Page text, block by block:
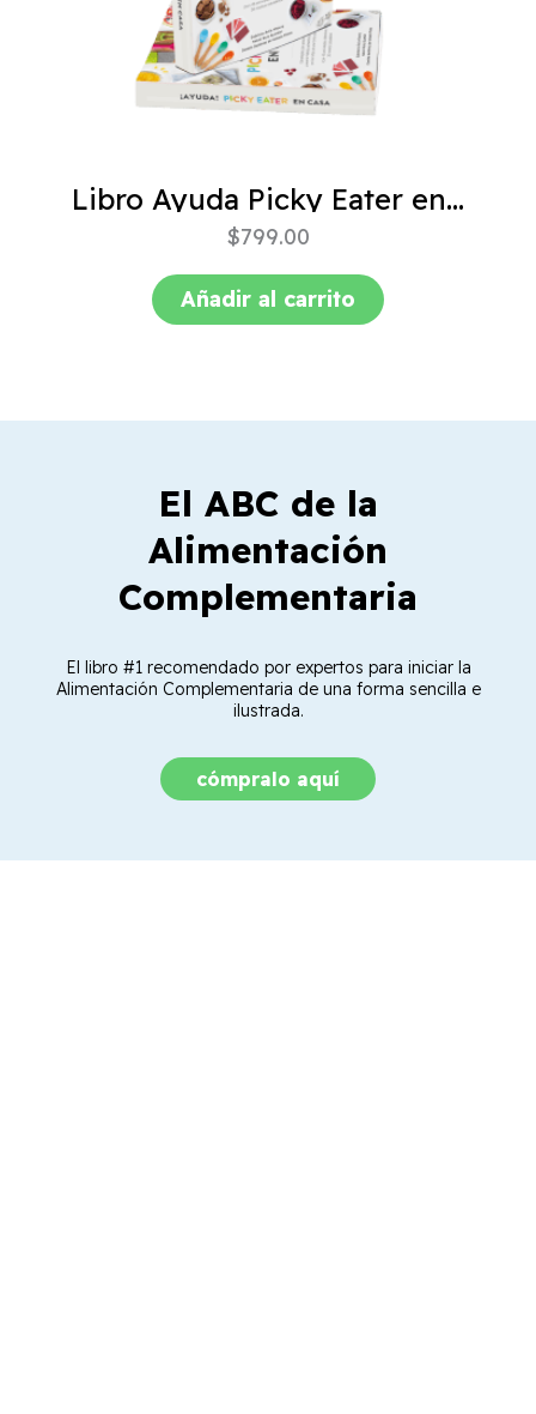
Libro Ayuda Picky Eater en casa
$799.00
Añadir al carrito
El ABC de la
Alimentación
Complementaria
El libro #1 recomendado por expertos para iniciar la
Alimentación Complementaria de una forma sencilla e
ilustrada.
cómpralo aquí